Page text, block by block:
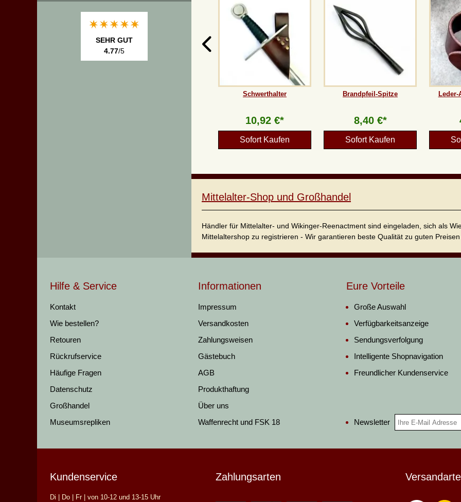
SEHR GUT
4.77/5
Schwerthalter
10,92 €*
Sofort Kaufen
Brandpfeil-Spitze
8,40 €*
Sofort Kaufen
Mittelalter-Shop und Großhandel
Händler für Mittelalter- und Wikinger-Reenactment sind eingeladen, sich als
Mittelaltershop zu registrieren - Wir garantieren beste Qualität zu guten
Hilfe & Service
Kontakt
Wie bestellen?
Retouren
Rückrufservice
Häufige Fragen
Datenschutz
Großhandel
Museumsrepliken
Informationen
Impressum
Versandkosten
Zahlungsweisen
Gästebuch
AGB
Produkthaftung
Über uns
Waffenrecht und FSK 18
Eure Vorteile
Große Auswahl
Verfügbarkeitsanzeige
Sendungsverfolgung
Intelligente Shopnavigation
Freundlicher Kundenservice
Newsletter
Kundenservice
Di | Do | Fr | von 10-12 und 13-15 Uhr
Zahlungsarten